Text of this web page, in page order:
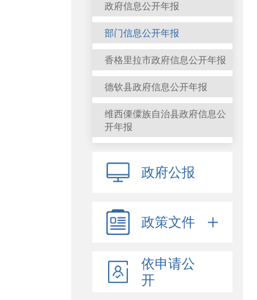
政府信息公开年报
部门信息公开年报
香格里拉市政府信息公开年报
德钦县政府信息公开年报
维西傈僳族自治县政府信息公
开年报
政府公报
政策文件
依申请公
开